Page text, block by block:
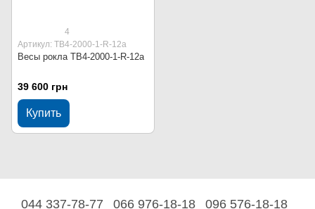
4
Артикул: ТВ4-2000-1-R-12a
Весы рокла ТВ4-2000-1-R-12a
39 600 грн
Купить
044 337-78-77 066 976-18-18 096 576-18-18